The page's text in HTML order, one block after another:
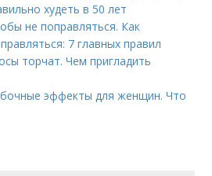
худеть в 50 лет
не поправляться. Как
7 главных правил
торчат. Чем пригладить
эффекты для женщин. Что